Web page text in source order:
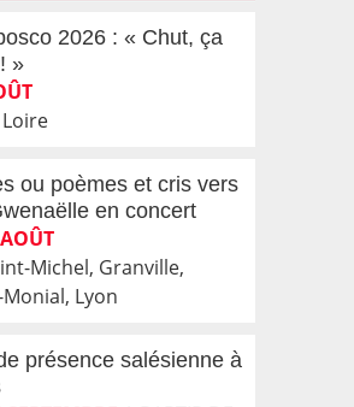
2026 : « Chut, ça
»
ou poèmes et cris vers
en concert
Michel, Granville,
Lyon
présence salésienne à